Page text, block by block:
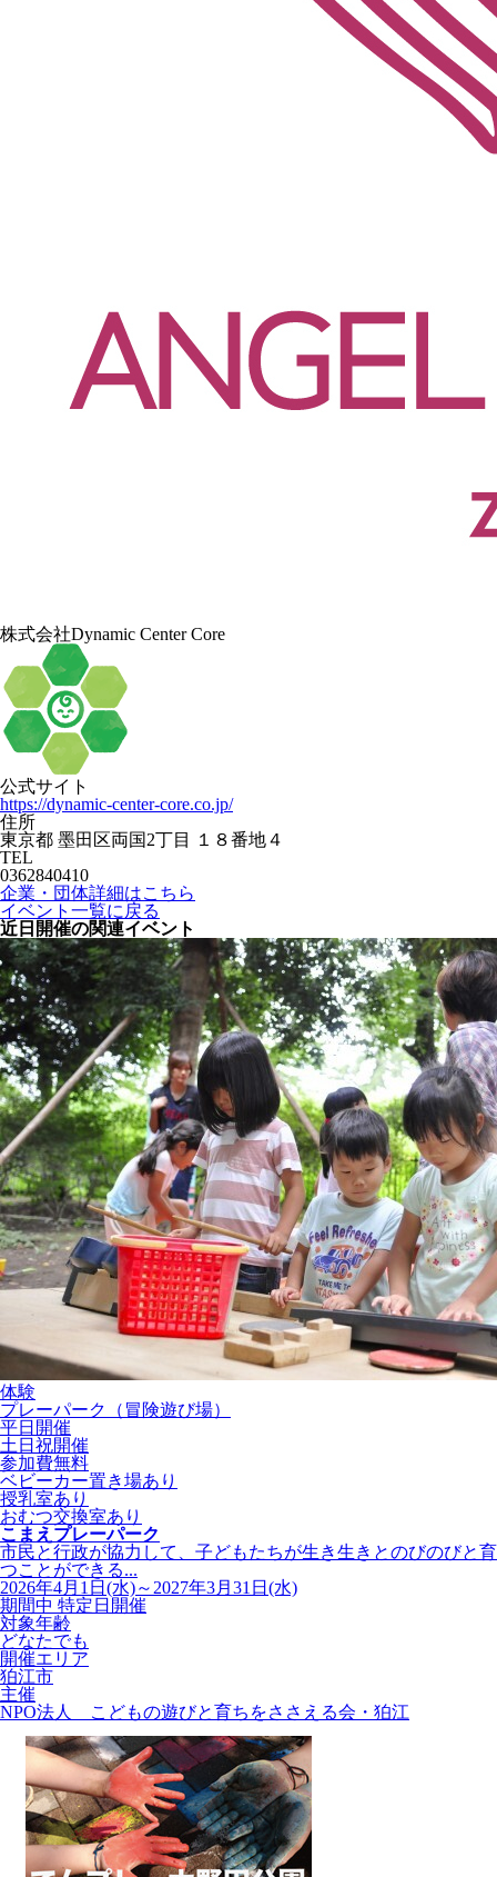
株式会社Dynamic Center Core
公式サイト
https://dynamic-center-core.co.jp/
住所
東京都 墨田区両国2丁目 １８番地４
TEL
0362840410
企業・団体詳細はこちら
イベント一覧に戻る
近日開催の関連イベント
体験
プレーパーク（冒険遊び場）
平日開催
土日祝開催
参加費無料
ベビーカー置き場あり
授乳室あり
おむつ交換室あり
こまえプレーパーク
市民と行政が協力して、子どもたちが生き生きとのびのびと育
つことができる...
2026年4月1日(水)～2027年3月31日(水)
期間中 特定日開催
対象年齢
どなたでも
開催エリア
狛江市
主催
NPO法人 こどもの遊びと育ちをささえる会・狛江